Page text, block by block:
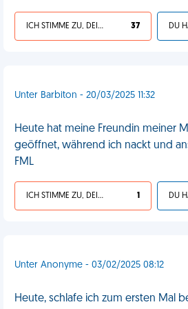
ICH STIMME ZU, DEIN LEBEN IST SCHEISSE 37
Unter Barbiton - 20/03/2025 11:32
Heute hat meine Freundin meiner
geöffnet, während ich nackt und
FML
ICH STIMME ZU, DEIN LEBEN IST SCHEISSE 1
Unter Anonyme - 03/02/2025 08:12
Heute, schlafe ich zum ersten Mal